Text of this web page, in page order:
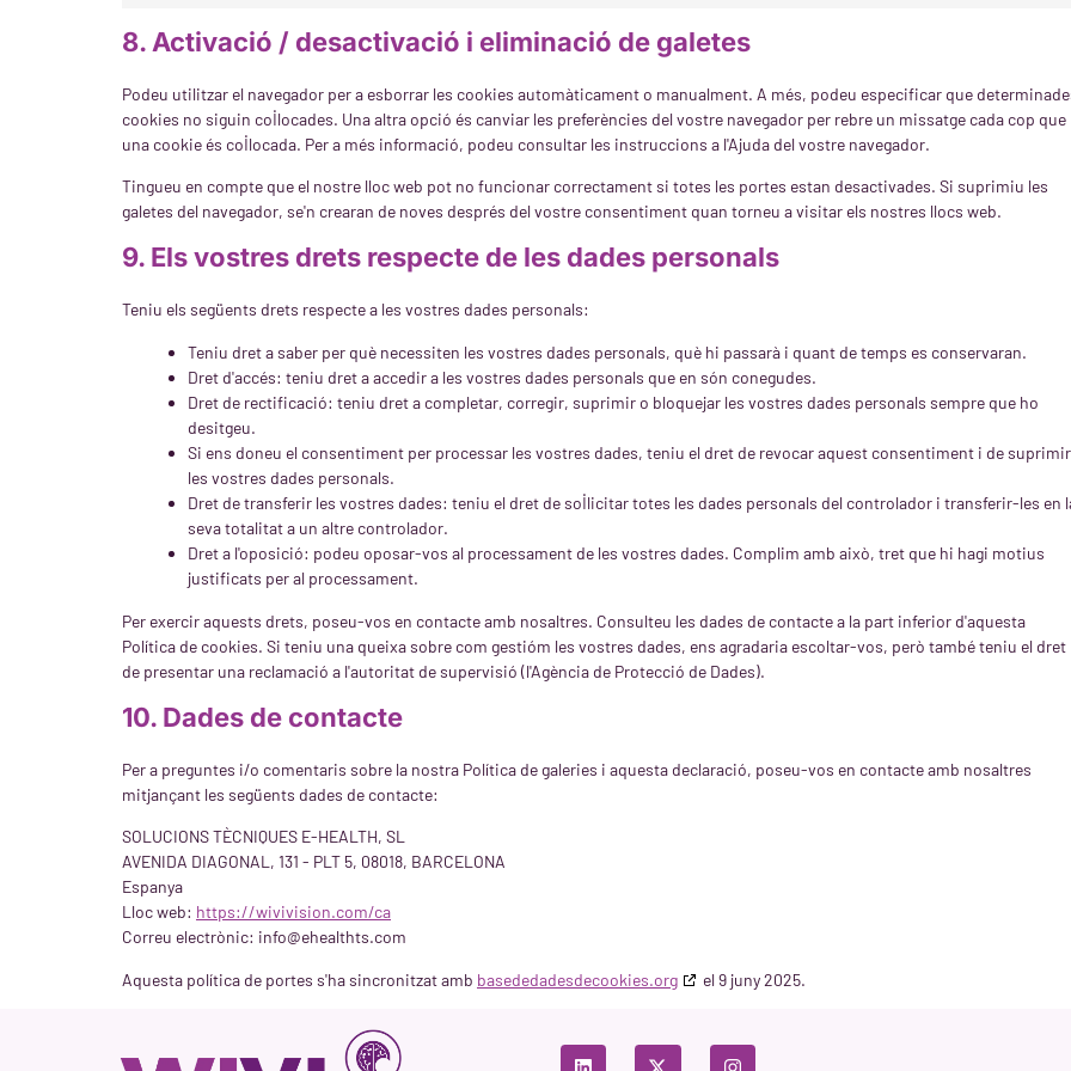
8. Activació / desactivació i eliminació de galetes
Podeu utilitzar el navegador per a esborrar les cookies automàticament o manualment. A més, podeu especificar que
cookies no siguin col·locades. Una altra opció és canviar les preferències del vostre navegador per rebre un missatge cada cop que
una cookie és col·locada. Per a més informació, podeu consultar les instruccions a l'Ajuda del vostre navegador.
Tingueu en compte que el nostre lloc web pot no funcionar correctament si totes les portes estan desactivades. Si suprimiu les
galetes del navegador, se'n crearan de noves després del vostre consentiment quan torneu a visitar els nostres llocs web.
9. Els vostres drets respecte de les dades personals
Teniu els següents drets respecte a les vostres dades personals:
Teniu dret a saber per què necessiten les vostres dades personals, què hi passarà i quant de temps es conservaran.
Dret d'accés: teniu dret a accedir a les vostres dades personals que en són conegudes.
Dret de rectificació: teniu dret a completar, corregir, suprimir o bloquejar les vostres dades personals sempre que ho
desitgeu.
Si ens doneu el consentiment per processar les vostres dades, teniu el dret de revocar aquest consentiment i de suprimir
les vostres dades personals.
Dret de transferir les vostres dades: teniu el dret de sol·licitar totes les dades personals del controlador i transferir-les en
seva totalitat a un altre controlador.
Dret a l'oposició: podeu oposar-vos al processament de les vostres dades. Complim amb això, tret que hi hagi motius
justificats per al processament.
Per exercir aquests drets, poseu-vos en contacte amb nosaltres. Consulteu les dades de contacte a la part inferior d'aquesta
Política de cookies. Si teniu una queixa sobre com gestióm les vostres dades, ens agradaria escoltar-vos, però també teniu el dret
de presentar una reclamació a l'autoritat de supervisió (l'Agència de Protecció de Dades).
10. Dades de contacte
Per a preguntes i/o comentaris sobre la nostra Política de galeries i aquesta declaració, poseu-vos en contacte amb nosaltres
mitjançant les següents dades de contacte:
SOLUCIONS TÈCNIQUES E-HEALTH, SL
AVENIDA DIAGONAL, 131 - PLT 5, 08018, BARCELONA
Espanya
Lloc web: https://wivivision.com/ca
Correu electrònic: info@ehealthts.com
Aquesta política de portes s'ha sincronitzat amb basededadesdecookies.org el 9 juny 2025.